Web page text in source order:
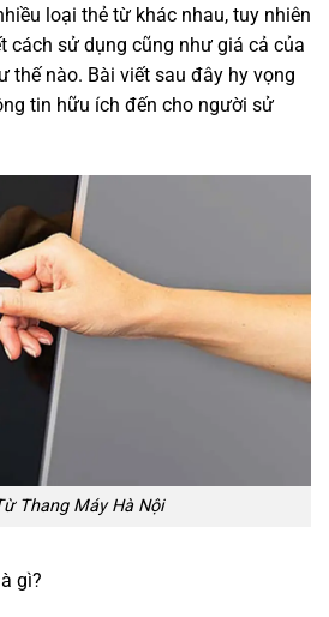
loại thẻ từ khác nhau, tuy nhiên
cách sử dụng cũng như giá cả của
thế nào. Bài viết sau đây hy vọng
tin hữu ích đến cho người sử
Thang Máy Hà Nội
gì?